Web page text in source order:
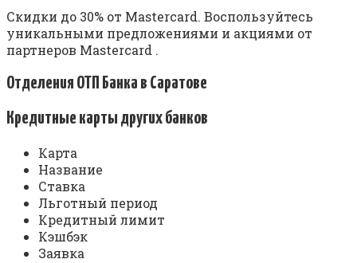
Скидки до 30% от Mastercard. Воспользуйтесь
уникальными предложениями и акциями от
партнеров Mastercard .
Отделения ОТП Банка в Саратове
Кредитные карты других банков
Карта
Название
Ставка
Льготный период
Кредитный лимит
Кэшбэк
Заявка